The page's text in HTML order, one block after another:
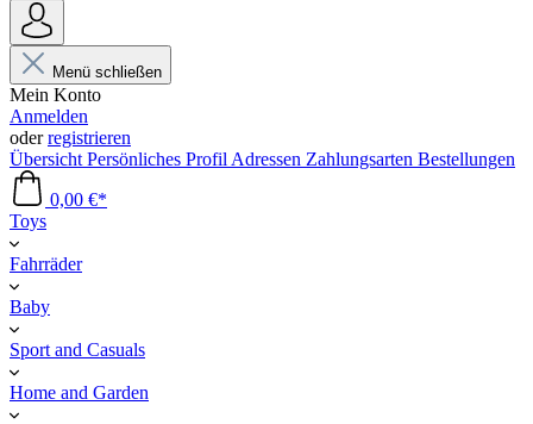
Menü schließen
Mein Konto
Anmelden
oderregistrieren
Übersicht Persönliches Profil Adressen Zahlungsarten Bestellungen
0,00 €*
Toys
Fahrräder
Baby
Sport and Casuals
Home and Garden